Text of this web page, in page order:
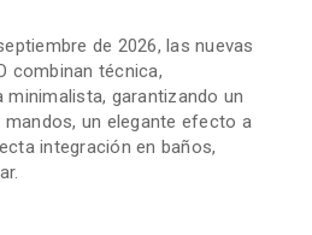
de 2026, las nuevas
combinan técnica,
garantizando un
un elegante efecto a
integración en baños,